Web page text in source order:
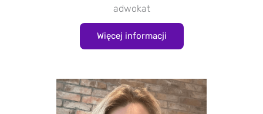
adwokat
Więcej informacji